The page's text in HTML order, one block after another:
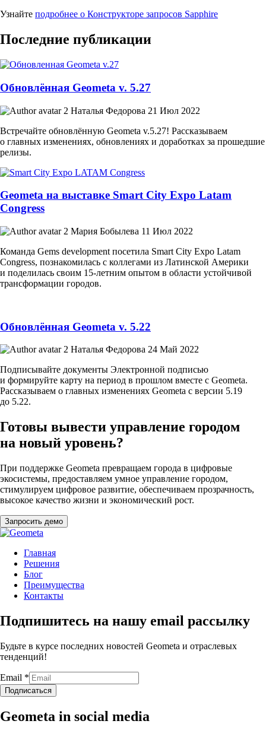
Узнайте подробнее о Конструкторе запросов Sapphire
Последние публикации
Обновлённая Geometa v. 5.27
Наталья Федорова 21 Июл 2022
Встречайте обновлённую Geometa v.5.27! Рассказываем
о главных изменениях, обновлениях и доработках за прошедшие
релизы.
Geometa на выставке Smart City Expo Latam
Congress
Мария Бобылева 11 Июл 2022
Команда Gems development посетила Smart City Expo Latam
Congress, познакомилась с коллегами из Латинской Америки
и поделилась своим 15-летним опытом в области устойчивой
трансформации городов.
Обновлённая Geometa v. 5.22
Наталья Федорова 24 Май 2022
Подписывайте документы Электронной подписью
и формируйте карту на период в прошлом вместе с Geometa.
Рассказываем о главных изменениях Geometa с версии 5.19
до 5.22.
Готовы вывести управление городом
на новый уровень?
При поддержке Geometa превращаем города в цифровые
экосистемы, предоставляем умное управление городом,
стимулируем цифровое развитие, обеспечиваем прозрачность,
высокое качество жизни и экономический рост.
Запросить демо
Главная
Решения
Блог
Преимущества
Контакты
Подпишитесь на нашу email рассылку
Будьте в курсе последних новостей Geometa и отраслевых
тенденций!
Email *
Подписаться
Geometa in social media